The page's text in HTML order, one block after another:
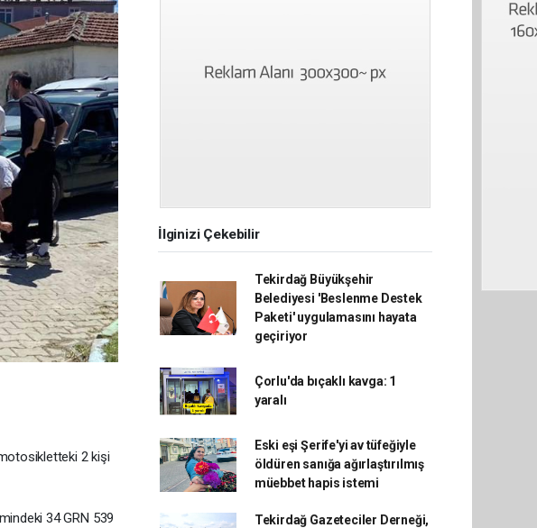
2 kişi
34 GRN 539
İlginizi Çekebilir
Tekirdağ Büyükşehir
Belediyesi 'Beslenme Destek
Paketi' uygulamasını hayata
geçiriyor
Çorlu'da bıçaklı kavga: 1
yaralı
Eski eşi Şerife'yi av tüfeğiyle
öldüren sanığa ağırlaştırılmış
müebbet hapis istemi
Tekirdağ Gazeteciler Derneği,